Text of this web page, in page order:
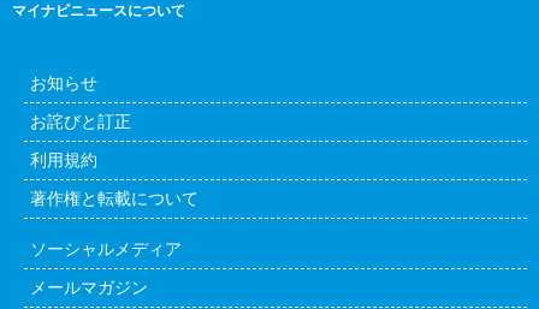
マイナビニュースについて
お知らせ
お詫びと訂正
利用規約
著作権と転載について
ソーシャルメディア
メールマガジン